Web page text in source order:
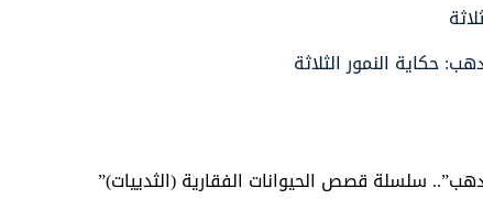
حكاية النمور الثلاثة
سلسلة قصص الحيوانات الفقارية (الثدييات)”